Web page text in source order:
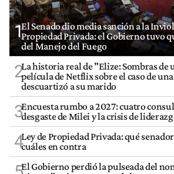
1El Senado dio media sanción a la
Propiedad Privada: el Gobierno tuvo
del Manejo del Fuego
2La historia real de "Elize: Sombras de
película de Netflix sobre el caso de
descuartizó a su marido
3Encuesta rumbo a 2027: cuatro
desgaste de Milei y la crisis de
4Ley de Propiedad Privada: qué
cuáles en contra
El Gobierno perdió la pulseada del